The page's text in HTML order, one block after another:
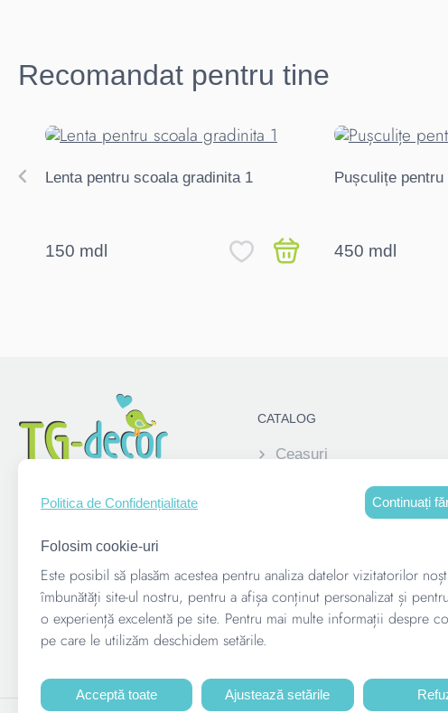
Recomandat pentru tine
Lenta pentru scoala gradinita 1
150 mdl
Pușculițe
450 mdl
CATALOG
Ceasuri
Elemente decorative
copii
Suvenire corporative
Suporturi pentru medalii
Politica de Confidențialitate Continuați
Folosim cookie-uri
Este posibil să plasăm acestea pentru analiza datelor vizitatorilor
îmbunătăți site-ul nostru, pentru a afișa conținut personalizat și
o experiență excelentă pe site. Pentru mai multe informații despre
pe care le utilizăm deschidem setările.
Acceptă toate Ajustează setările